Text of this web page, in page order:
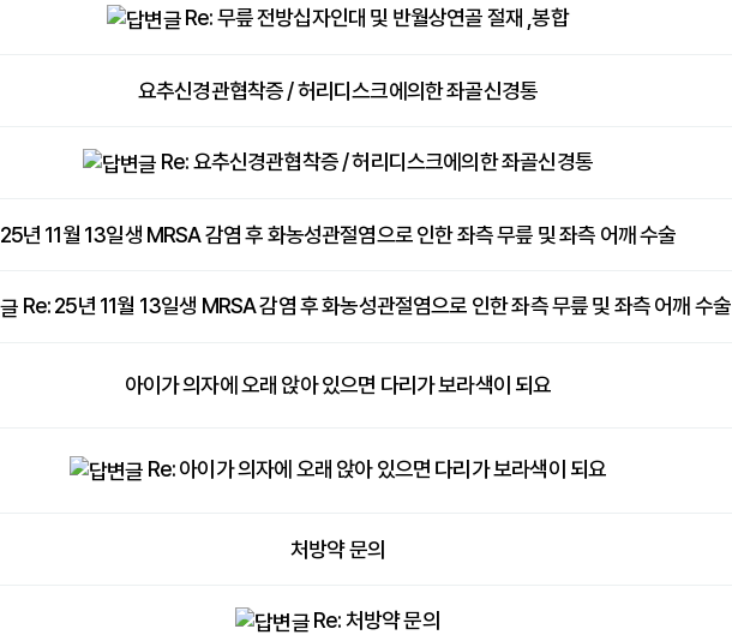
Re: 무릎 전방십자인대 및 반월상연골 절재 ,봉합
요추신경관협착증 / 허리디스크에의한 좌골신경통
Re: 요추신경관협착증 / 허리디스크에의한 좌골신경통
25년 11월 13일생 MRSA 감염 후 화농성관절염으로 인한 좌측 무릎 및 좌측 어깨 수술
Re: 25년 11월 13일생 MRSA 감염 후 화농성관절염으로 인한 좌측 무릎 및 좌측 어깨 수술
아이가 의자에 오래 앉아 있으면 다리가 보라색이 되요
Re: 아이가 의자에 오래 앉아 있으면 다리가 보라색이 되요
처방약 문의
Re: 처방약 문의